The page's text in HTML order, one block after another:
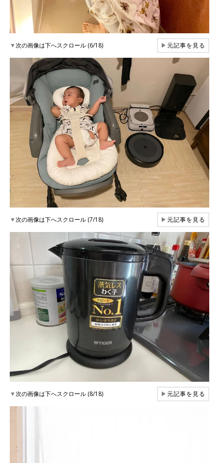
▼次の画像は下へスクロール (6/18) ▶元記事を見る
▼次の画像は下へスクロール (7/18) ▶元記事を見る
▼次の画像は下へスクロール (8/18) ▶元記事を見る